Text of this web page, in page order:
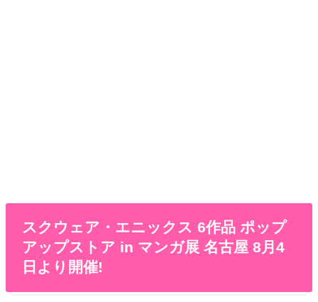
スクウェア・エニックス 6作品 ポップ
アップストア in マンガ展 名古屋 8月4
日より開催!